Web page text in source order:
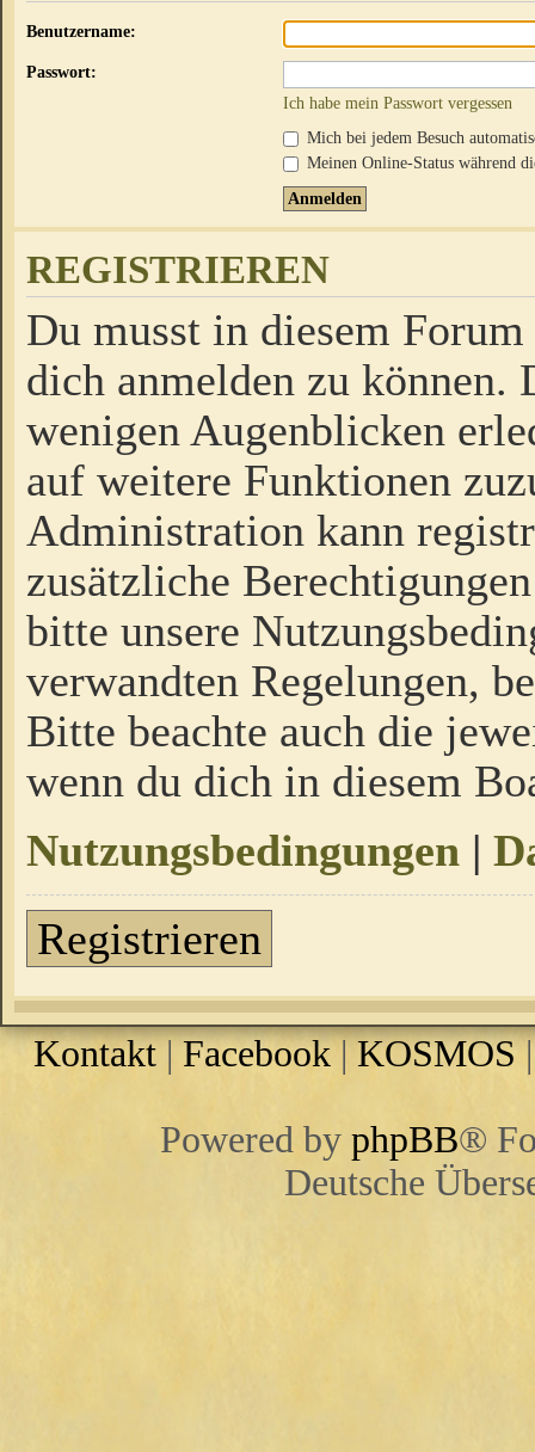
Benutzername:
Passwort:
Ich habe mein Passwort vergessen
Mich bei jedem Besuch
Meinen Online-Status während
REGISTRIEREN
Du musst in diesem
dich anmelden zu
wenigen Augenblicken
auf weitere Funktionen
Administration kann
zusätzliche
bitte unsere
verwandten Regelungen,
Bitte beachte auch die
wenn du dich in diesem
Nutzungsbedingungen |
Registrieren
Kontakt | Facebook |KOSMOS
Powered by phpBB®
Deutsche